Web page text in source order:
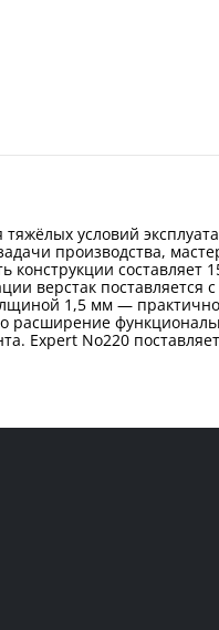
условий
производства,
составляет
верстак поставляется
1,5 мм —
расширение
Expert No220